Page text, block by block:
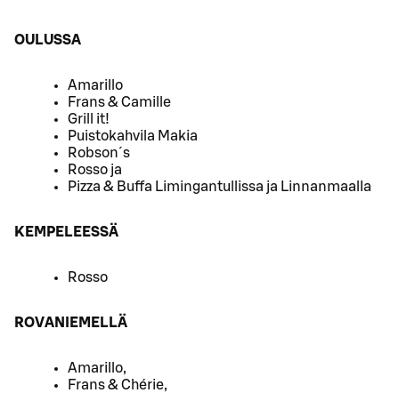
OULUSSA
Amarillo
Frans & Camille
Grill it!
Puistokahvila Makia
Robson´s
Rosso ja
Pizza & Buffa Limingantullissa ja Linnanmaalla
KEMPELEESSÄ
Rosso
ROVANIEMELLÄ
Amarillo,
Frans & Chérie,